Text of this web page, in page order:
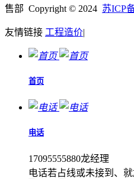
售部 Copyright © 2024 苏ICP
友情链接 工程造价|
首页
电话
17095555880龙经理
电话若占线或未接到、